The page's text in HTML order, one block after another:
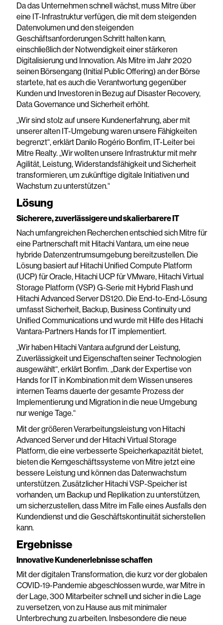
Da das Unternehmen schnell wächst, muss Mitre über
eine IT-Infrastruktur verfügen, die mit dem steigenden
Datenvolumen und den steigenden
Geschäftsanforderungen Schritt halten kann,
einschließlich der Notwendigkeit einer stärkeren
Digitalisierung und Innovation. Als Mitre im Jahr 2020
seinen Börsengang (Initial Public Offering) an der Börse
startete, hat es auch die Verantwortung gegenüber
Kunden und Investoren in Bezug auf Disaster Recovery,
Data Governance und Sicherheit erhöht.
„Wir sind stolz auf unsere Kundenerfahrung, aber mit
unserer alten IT-Umgebung waren unsere Fähigkeiten
begrenzt“, erklärt Danilo Rogério Bonfim, IT-Leiter bei
Mitre Realty. „Wir wollten unsere Infrastruktur mit mehr
Agilität, Leistung, Widerstandsfähigkeit und Sicherheit
transformieren, um zukünftige digitale Initiativen und
Wachstum zu unterstützen.“
Lösung
Sicherere, zuverlässigere und skalierbarere IT
Nach umfangreichen Recherchen entschied sich Mitre für
eine Partnerschaft mit Hitachi Vantara, um eine neue
hybride Datenzentrumsumgebung bereitzustellen. Die
Lösung basiert auf Hitachi Unified Compute Platform
(UCP) für Oracle, Hitachi UCP für VMware, Hitachi Virtual
Storage Platform (VSP) G-Serie mit Hybrid Flash und
Hitachi Advanced Server DS120. Die End-to-End-Lösung
umfasst Sicherheit, Backup, Business Continuity und
Unified Communications und wurde mit Hilfe des Hitachi
Vantara-Partners Hands for IT implementiert.
„Wir haben Hitachi Vantara aufgrund der Leistung,
Zuverlässigkeit und Eigenschaften seiner Technologien
ausgewählt“, erklärt Bonfim. „Dank der Expertise von
Hands for IT in Kombination mit dem Wissen unseres
internen Teams dauerte der gesamte Prozess der
Implementierung und Migration in die neue Umgebung
nur wenige Tage.“
Mit der größeren Verarbeitungsleistung von Hitachi
Advanced Server und der Hitachi Virtual Storage
Platform, die eine verbesserte Speicherkapazität bietet,
bieten die Kerngeschäftssysteme von Mitre jetzt eine
bessere Leistung und können das Datenwachstum
unterstützen. Zusätzlicher Hitachi VSP-Speicher ist
vorhanden, um Backup und Replikation zu unterstützen,
um sicherzustellen, dass Mitre im Falle eines Ausfalls den
Kundendienst und die Geschäftskontinuität sicherstellen
kann.
Ergebnisse
Innovative Kundenerlebnisse schaffen
Mit der digitalen Transformation, die kurz vor der globalen
COVID-19-Pandemie abgeschlossen wurde, war Mitre in
der Lage, 300 Mitarbeiter schnell und sicher in die Lage
zu versetzen, von zu Hause aus mit minimaler
Unterbrechung zu arbeiten. Insbesondere die neue